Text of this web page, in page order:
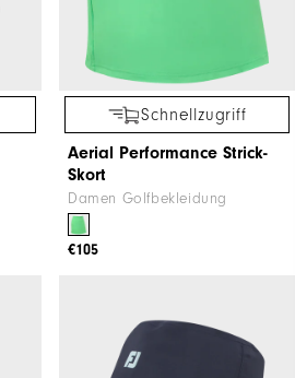
Schnellzugriff
Aerial Performance Strick-
Skort
Damen Golfbekleidung
€105